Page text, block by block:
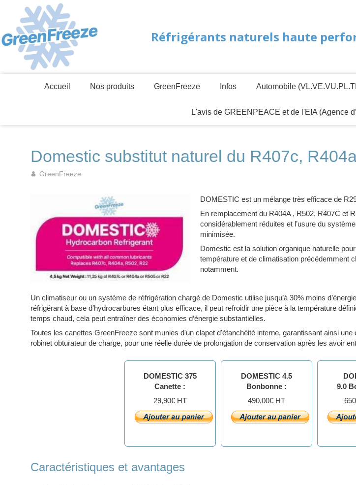
Réfrigérants naturels haute
Accueil Nos produits GreenFreeze Infos Automobile
L'avis de GREENPEACE et de l'EIA (Agence
Domestic substitut naturel du R407c,
GreenFreeze
DOMESTIC est un mélange très efficace de
En remplacement du R404A , R502, R407C et
considérablement réduites et l’usure du
minimisée.
Domestic est la solution organique naturelle
température et de climatisation précédemment
notamment.
Un climatiseur ou un système de réfrigération chargé de Domestic utilise jusqu’à 30% moins
réfrigérant à base d’hydrocarbures étant plus efficace, il peut refroidir une pièce à la température
temps chaud, cela peut entraîner des économies d’énergie substantielles.
Toutes les canettes GreenFreeze sont munies d'un clapet d'étanchéité interne, garantissant ainsi
robinet obturateur de charge, pour une réelle durée de prolongation de conservation après les avoir
DOMESTIC 375
Canette :
29,90€ HT
DOMESTIC 4.5
Bonbonne :
490,00€ HT
9.0
Caractéristiques et avantages